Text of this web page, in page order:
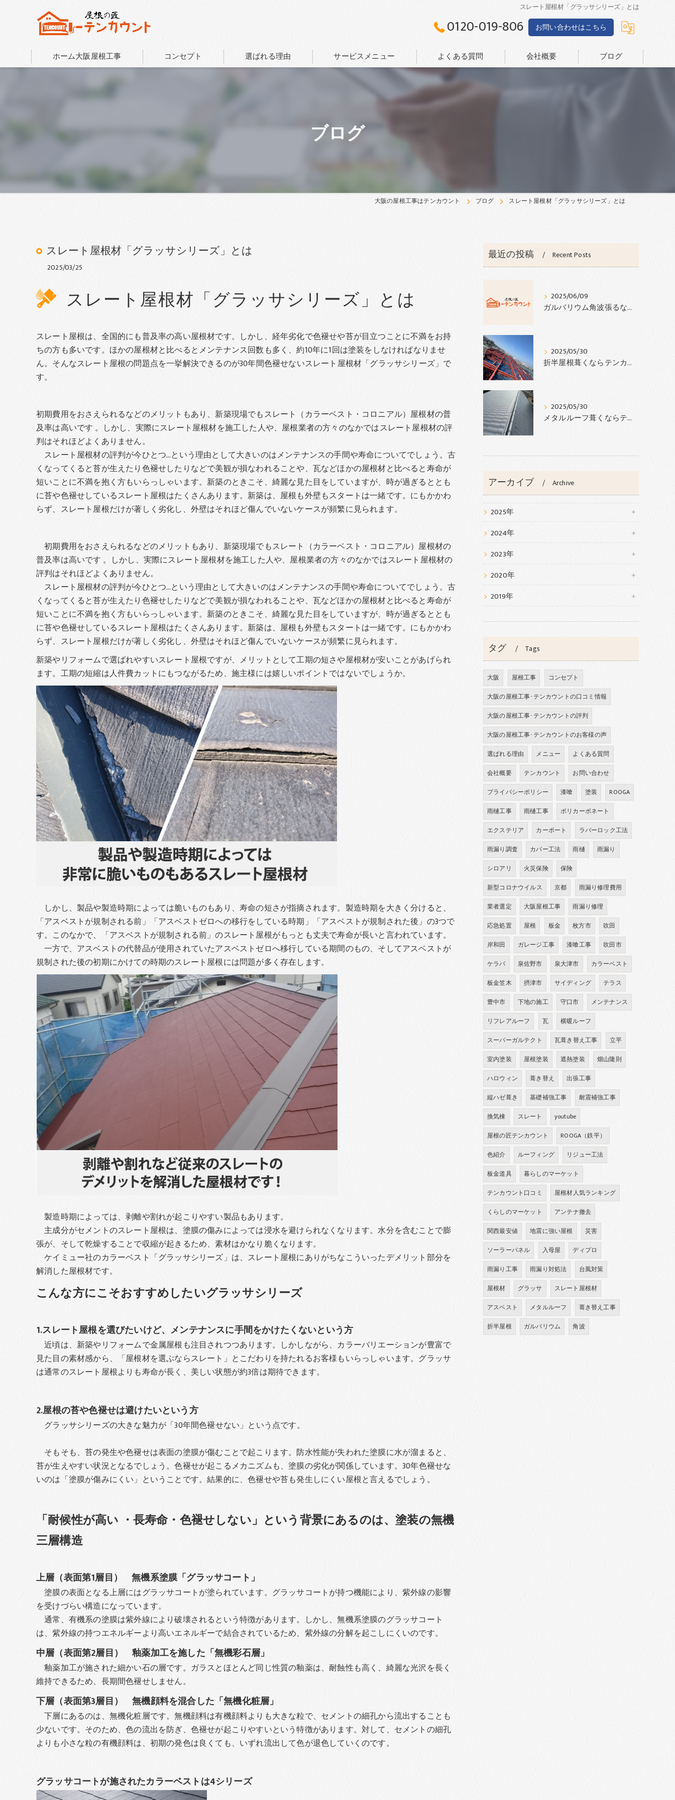
スレート屋根材「グラッサシリーズ」とは
0120-019-806 お問い合わせはこちら
ホーム大阪屋根工事 コンセプト 選ばれる理由 サービスメニュー よくある質問 会社概要 ブログ
ブログ
大阪の屋根工事はテンカウント ブログ スレート屋根材「グラッサシリーズ」とは
スレート屋根材「グラッサシリーズ」とは
2025/03/25
スレート屋根材「グラッサシリーズ」とは
スレート屋根は、全国的にも普及率の高い屋根材です。しかし、経年劣化で色褪せや苔が目立つことに不満をお持
ちの方も多いです。ほかの屋根材と比べるとメンテナンス回数も多く、約10年に1回は塗装をしなければなりませ
ん。そんなスレート屋根の問題点を一挙解決できるのが30年間色褪せないスレート屋根材「グラッサシリーズ」で
す。
初期費用をおさえられるなどのメリットもあり、新築現場でもスレート（カラーベスト・コロニアル）屋根材の普
及率は高いです 。しかし、実際にスレート屋根材を施工した人や、屋根業者の方々のなかではスレート屋根材の評
判はそれほどよくありません。
スレート屋根材の評判が今ひとつ…という理由として大きいのはメンテナンスの手間や寿命についてでしょう。古
くなってくると苔が生えたり色褪せしたりなどで美観が損なわれることや、瓦などほかの屋根材と比べると寿命が
短いことに不満を抱く方もいらっしゃいます。新築のときこそ、綺麗な見た目をしていますが、時が過ぎるととも
に苔や色褪せしているスレート屋根はたくさんあります。新築は、屋根も外壁もスタートは一緒です。にもかかわ
らず、スレート屋根だけが著しく劣化し、外壁はそれほど傷んでいないケースが頻繁に見られます。
初期費用をおさえられるなどのメリットもあり、新築現場でもスレート（カラーベスト・コロニアル）屋根材の
普及率は高いです 。しかし、実際にスレート屋根材を施工した人や、屋根業者の方々のなかではスレート屋根材の
評判はそれほどよくありません。
スレート屋根材の評判が今ひとつ…という理由として大きいのはメンテナンスの手間や寿命についてでしょう。古
くなってくると苔が生えたり色褪せしたりなどで美観が損なわれることや、瓦などほかの屋根材と比べると寿命が
短いことに不満を抱く方もいらっしゃいます。新築のときこそ、綺麗な見た目をしていますが、時が過ぎるととも
に苔や色褪せしているスレート屋根はたくさんあります。新築は、屋根も外壁もスタートは一緒です。にもかかわ
らず、スレート屋根だけが著しく劣化し、外壁はそれほど傷んでいないケースが頻繁に見られます。
新築やリフォームで選ばれやすいスレート屋根ですが、メリットとして工期の短さや屋根材が安いことがあげられ
ます。工期の短縮は人件費カットにもつながるため、施主様には嬉しいポイントではないでしょうか。
しかし、製品や製造時期によっては脆いものもあり、寿命の短さが指摘されます。製造時期を大きく分けると、
「アスベストが規制される前」「アスベストゼロへの移行をしている時期」「アスベストが規制された後」の3つで
す。このなかで、「アスベストが規制される前」のスレート屋根がもっとも丈夫で寿命が長いと言われています。
一方で、アスベストの代替品が使用されていたアスベストゼロへ移行している期間のもの、そしてアスベストが
規制された後の初期にかけての時期のスレート屋根には問題が多く存在します。
製造時期によっては、剥離や割れが起こりやすい製品もあります。
主成分がセメントのスレート屋根は、塗膜の傷みによっては浸水を避けられなくなります。水分を含むことで膨
張が、そして乾燥することで収縮が起きるため、素材はかなり脆くなります。
ケイミュー社のカラーベスト「グラッサシリーズ」は、スレート屋根にありがちなこういったデメリット部分を
解消した屋根材です。
こんな方にこそおすすめしたいグラッサシリーズ
1.スレート屋根を選びたいけど、メンテナンスに手間をかけたくないという方
近頃は、新築やリフォームで金属屋根も注目されつつあります。しかしながら、カラーバリエーションが豊富で
見た目の素材感から、「屋根材を選ぶならスレート」とこだわりを持たれるお客様もいらっしゃいます。グラッサ
は通常のスレート屋根よりも寿命が長く、美しい状態が約3倍は期待できます。
2.屋根の苔や色褪せは避けたいという方
グラッサシリーズの大きな魅力が「30年間色褪せない」という点です。
そもそも、苔の発生や色褪せは表面の塗膜が傷むことで起こります。防水性能が失われた塗膜に水が溜まると、
苔が生えやすい状況となるでしょう。色褪せが起こるメカニズムも、塗膜の劣化が関係しています。30年色褪せな
いのは「塗膜が傷みにくい」ということです。結果的に、色褪せや苔も発生しにくい屋根と言えるでしょう。
「耐候性が高い ・長寿命・色褪せしない」という背景にあるのは、塗装の無機
三層構造
上層（表面第1層目） 無機系塗膜「グラッサコート」
塗膜の表面となる上層にはグラッサコートが塗られています。グラッサコートが持つ機能により、紫外線の影響
を受けづらい構造になっています。
通常、有機系の塗膜は紫外線により破壊されるという特徴があります。しかし、無機系塗膜のグラッサコート
は、紫外線の持つエネルギーより高いエネルギーで結合されているため、紫外線の分解を起こしにくいのです。
中層（表面第2層目） 釉薬加工を施した「無機彩石層」
釉薬加工が施された細かい石の層です。ガラスとほとんど同じ性質の釉薬は、耐蝕性も高く、綺麗な光沢を長く
維持できるため、長期間色褪せしません。
下層（表面第3層目） 無機顔料を混合した「無機化粧層」
下層にあるのは、無機化粧層です。無機顔料は有機顔料よりも大きな粒で、セメントの細孔から流出することも
少ないです。そのため、色の流出を防ぎ、色褪せが起こりやすいという特徴があります。対して、セメントの細孔
よりも小さな粒の有機顔料は、初期の発色は良くても、いずれ流出して色が退色していくのです。
グラッサコートが施されたカラーベストは4シリーズ
最近の投稿 Recent Posts
2025/06/09
ガルバリウム角波張るならテンカウント
2025/05/30
折半屋根葺くならテンカウント‼︎
2025/05/30
メタルルーフ葺くならテンカウント‼︎
アーカイブ Archive
2025年
2024年
2023年
2020年
2019年
タグ Tags
大阪 屋根工事
コンセプト
大阪の屋根工事･テンカウントの口コミ情報
大阪の屋根工事･テンカウントの評判
大阪の屋根工事･テンカウントのお客様の声
選ばれる理由
メニュー
よくある質問
会社概要
テンカウント
お問い合わせ
プライバシーポリシー
漆喰 塗装
ROOGA
雨樋工事
雨樋工事
ポリカーボネート
エクステリア
カーポート
ラバーロック工法
雨漏り調査
カバー工法 雨樋
雨漏り
シロアリ
火災保険
保険
新型コロナウイルス
京都
雨漏り修理費用
業者選定
大阪屋根工事
雨漏り修理
応急処置
屋根 板金 枚方市
吹田
岸和田
ガレージ工事 漆喰工事
吹田市
ケラバ
泉佐野市 泉大津市
カラーベスト
板金笠木
摂津市 サイディング
テラス
豊中市
下地の施工 守口市
メンテナンス
リフレアルーフ
瓦
横暖ルーフ
スーパーガルテクト
瓦葺き替え工事
立平
室内塗装
屋根塗装 遮熱塗装
畑山隆則
ハロウィン
葺き替え
出張工事
縦ハゼ葺き
基礎補強工事
耐震補強工事
換気棟
スレート
youtube
屋根の匠テンカウント
ROOGA（鉄平）
色紹介
ルーフィング
リジュー工法
板金道具
暮らしのマーケット
テンカウント口コミ
屋根材人気ランキング
くらしのマーケット
アンテナ撤去
関西最安値
地震に強い屋根
災害
ソーラーパネル
入母屋
ディプロ
雨漏り工事
雨漏り対処法
台風対策
屋根材
グラッサ
スレート屋根材
アスベスト
メタルルーフ
葺き替え工事
折半屋根
ガルバリウム 角波